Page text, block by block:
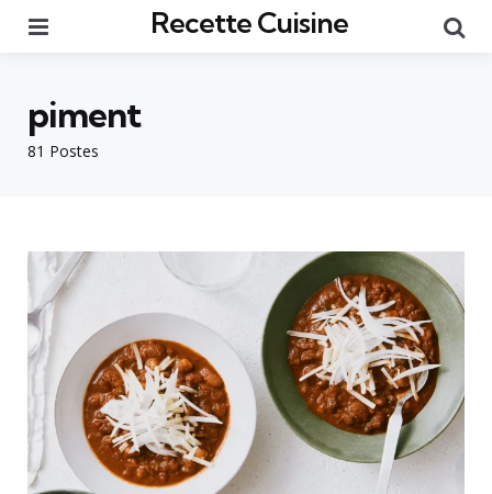
Recette Cuisine
81 Postes
piment